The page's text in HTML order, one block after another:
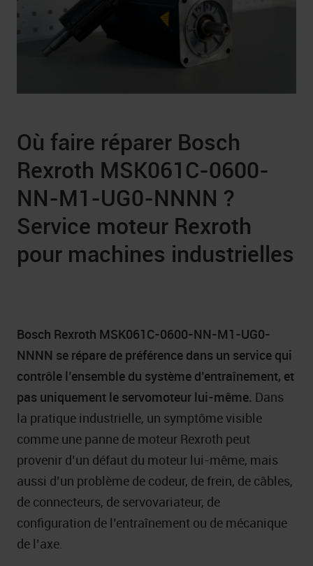
Où faire réparer Bosch
Rexroth MSK061C-0600-
NN-M1-UG0-NNNN ?
Service moteur Rexroth
pour machines industrielles
Bosch Rexroth MSK061C-0600-NN-M1-UG0-
NNNN se répare de préférence dans un service qui
contrôle l’ensemble du système d’entraînement, et
pas uniquement le servomoteur lui-même. Dans
la pratique industrielle, un symptôme visible
comme une panne de moteur Rexroth peut
provenir d’un défaut du moteur lui-même, mais
aussi d’un problème de codeur, de frein, de câbles,
de connecteurs, de servovariateur, de
configuration de l’entraînement ou de mécanique
de l’axe.